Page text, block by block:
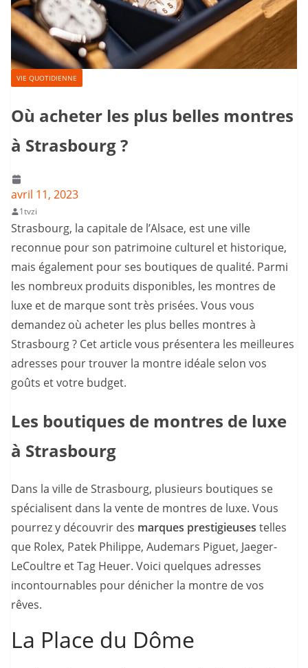
VIE QUOTIDIENNE
Où acheter les plus belles montres
à Strasbourg ?
avril 11, 2023
1tvzi
Strasbourg, la capitale de l’Alsace, est une ville
reconnue pour son patrimoine culturel et historique,
mais également pour ses boutiques de qualité. Parmi
les nombreux produits disponibles, les montres de
luxe et de marque sont très prisées. Vous vous
demandez où acheter les plus belles montres à
Strasbourg ? Cet article vous présentera les meilleures
adresses pour trouver la montre idéale selon vos
goûts et votre budget.
Les boutiques de montres de luxe
à Strasbourg
Dans la ville de Strasbourg, plusieurs boutiques se
spécialisent dans la vente de montres de luxe. Vous
pourrez y découvrir des marques prestigieuses telles
que Rolex, Patek Philippe, Audemars Piguet, Jaeger-
LeCoultre et Tag Heuer. Voici quelques adresses
incontournables pour dénicher la montre de vos
rêves.
La Place du Dôme